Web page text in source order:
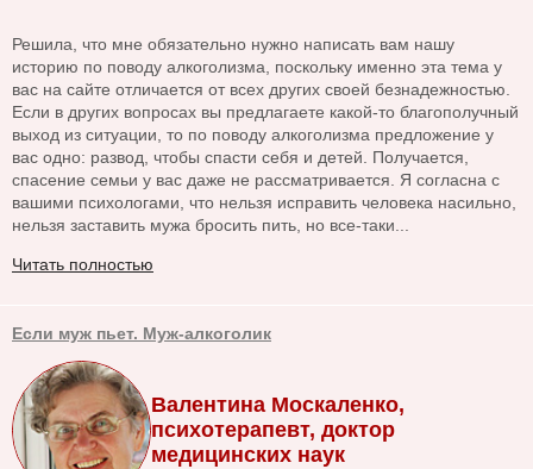
Решила, что мне обязательно нужно написать вам нашу
историю по поводу алкоголизма, поскольку именно эта тема у
вас на сайте отличается от всех других своей безнадежностью.
Если в других вопросах вы предлагаете какой-то благополучный
выход из ситуации, то по поводу алкоголизма предложение у
вас одно: развод, чтобы спасти себя и детей. Получается,
спасение семьи у вас даже не рассматривается. Я согласна с
вашими психологами, что нельзя исправить человека насильно,
нельзя заставить мужа бросить пить, но все-таки...
Читать полностью
Если муж пьет. Муж-алкоголик
Валентина Москаленко,
психотерапевт, доктор
медицинских наук